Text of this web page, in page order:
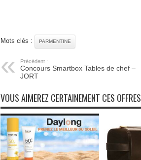
Mots clés : PARMENTINE
Précédent :
Concours Smartbox Tables de chef –
JORT
VOUS AIMEREZ CERTAINEMENT CES OFFRES